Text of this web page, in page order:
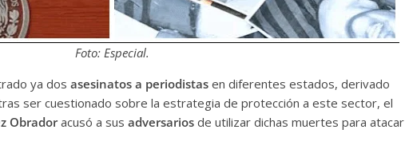
Foto: Especial.
ya dos asesinatos a periodistas en diferentes estados, derivado
ser cuestionado sobre la estrategia de protección a este sector, el
Obradoracusó a sus adversarios de utilizar dichas muertes para atacar